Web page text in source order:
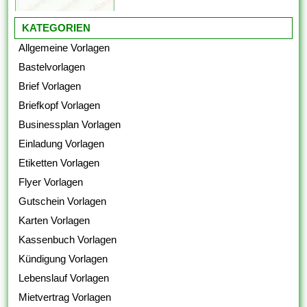
KATEGORIEN
Allgemeine Vorlagen
Bastelvorlagen
Brief Vorlagen
Briefkopf Vorlagen
Businessplan Vorlagen
Einladung Vorlagen
Etiketten Vorlagen
Flyer Vorlagen
Gutschein Vorlagen
Karten Vorlagen
Kassenbuch Vorlagen
Kündigung Vorlagen
Lebenslauf Vorlagen
Mietvertrag Vorlagen